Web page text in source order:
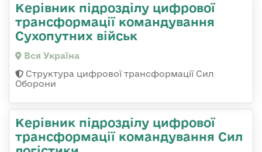
Керівник підрозділу цифрової
трансформації командування
Сухопутних військ
Вся Україна
Структура цифрової трансформації Сил
Оборони
Керівник підрозділу цифрової
трансформації командування Сил